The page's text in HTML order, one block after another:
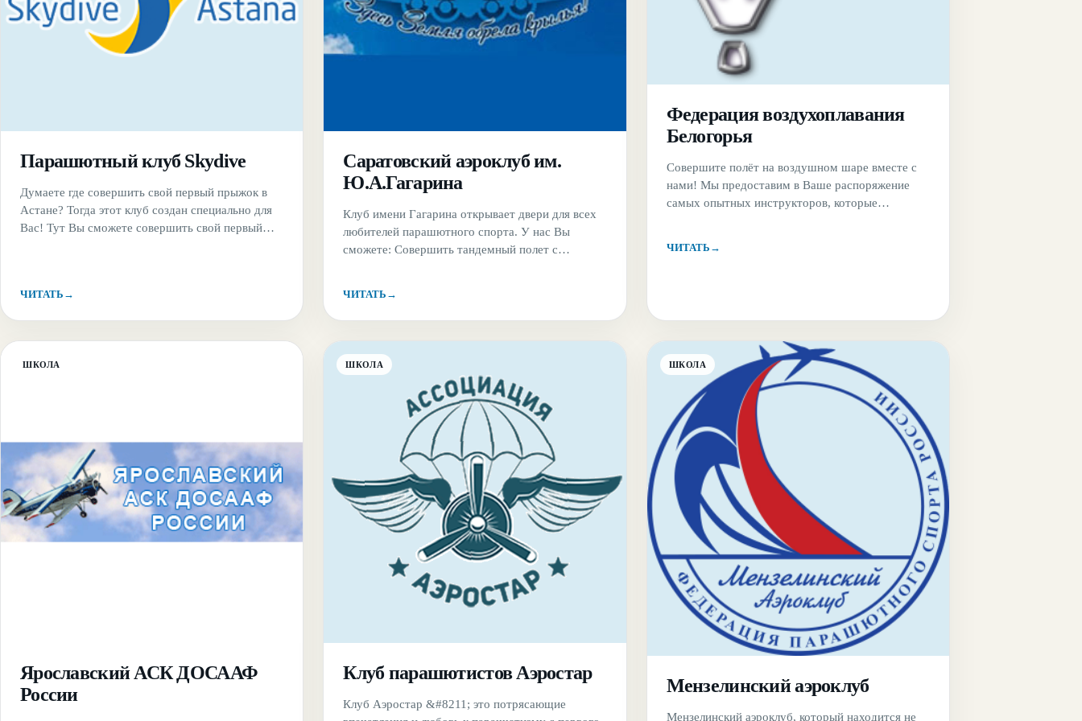
Парашютный клуб Skydive
Думаете где совершить свой первый прыжок в
Астане? Тогда этот клуб создан специально для
Вас! Тут Вы сможете совершить свой первый
высота и Вы сможете выбрать полет высотой от
ЧИТАТЬ →
Саратовский аэроклуб им.
Ю.А.Гагарина
Клуб имени Гагарина открывает двери для всех
любителей парашютного спорта. У нас Вы
сможете: Совершить тандемный полет с
метров (при наличии подготовки и документов,
ее заверяющих).
ЧИТАТЬ →
Федерация воздухоплавания
Белогорья
Совершите полёт на воздушном шаре вместе с
нами! Мы предоставим в Ваше распоряжение
самых опытных инструкторов, которые
Хотите, чтобы после полета осталось что-то,
ЧИТАТЬ →
ШКОЛА
Ярославский АСК ДОСААФ
России
ШКОЛА
Клуб парашютистов Аэростар
Клуб Аэростар &#8211; это потрясающие
ШКОЛА
Мензелинский аэроклуб
Мензелинский аэроклуб, который находится не